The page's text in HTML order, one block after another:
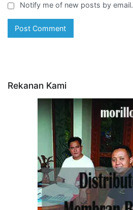
Notify me of new posts by email.
Rekanan Kami